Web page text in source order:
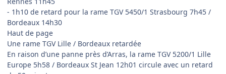
- 1h10 de retard pour la rame TGV 5450/1 Strasbourg 7h45 /
Bordeaux 14h30
Haut de page
Une rame TGV Lille / Bordeaux retardée
En raison d’une panne près d’Arras, la rame TGV 5200/1 Lille
Europe 5h58 / Bordeaux St Jean 12h01 circule avec un retard